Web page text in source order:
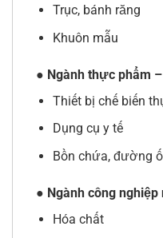
Trục, bánh răng
Khuôn mẫu
● Ngành thực phẩm
Thiết bị chế biến
Dụng cụ y tế
Bồn chứa, đường
● Ngành công nghiệp
Hóa chất